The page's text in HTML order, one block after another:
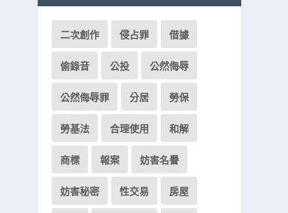
二次創作 侵占罪 借據
偷錄音 公投 公然侮辱
公然侮辱罪 分居 勞保
勞基法 合理使用 和解
商標 報案 妨害名譽
妨害秘密 性交易 房屋